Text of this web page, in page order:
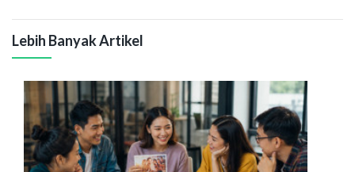
Lebih Banyak Artikel